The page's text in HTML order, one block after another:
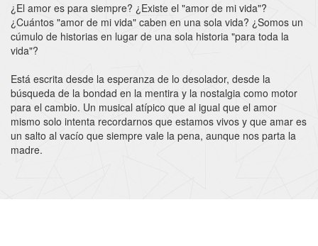
¿El amor es para siempre? ¿Existe el "amor de mi vida"?
¿Cuántos "amor de mi vida" caben en una sola vida? ¿Somos un
cúmulo de historias en lugar de una sola historia "para toda la
vida"?
Está escrita desde la esperanza de lo desolador, desde la
búsqueda de la bondad en la mentira y la nostalgia como motor
para el cambio. Un musical atípico que al igual que el amor
mismo solo intenta recordarnos que estamos vivos y que amar es
un salto al vacío que siempre vale la pena, aunque nos parta la
madre.